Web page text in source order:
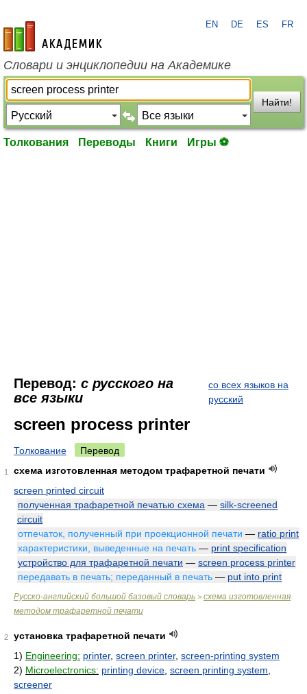
academic.ru
EN DE ES FR
Словари и энциклопедии на Академике
Найти!
Толкования Переводы Книги Игры ⚽
Перевод: с русского на
все языки
со всех языков на
русский
screen process printer
Толкование Перевод
1
схема изготовленная методом трафаретной печати
screen printed circuit
полученная трафаретной печатью схема — silk-screened
circuit
отпечаток, полученный при проекционной печати — ratio print
характеристики, выведенные на печать — print specification
устройство для трафаретной печати — screen process printer
передавать в печать; переданный в печать — put into print
Русско-английский большой базовый словарь > схема изготовленная
методом трафаретной печати
2
установка трафаретной печати
1) Engineering: printer, screen printer, screen-printing system
2) Microelectronics: printing device screen printing system
screener